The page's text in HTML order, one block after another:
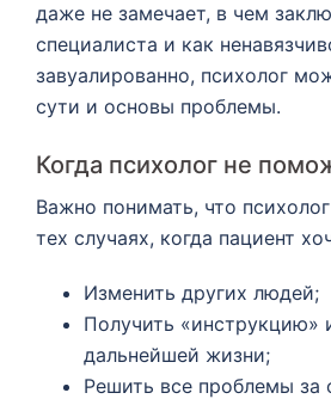
даже не замечает, в чем
специалиста и как
завуалированно, психолог
сути и основы проблемы.
Когда психолог не
Важно понимать, что
тех случаях, когда пациент
Изменить других людей;
Получить «инструкцию»
дальнейшей жизни;
Решить все проблемы за